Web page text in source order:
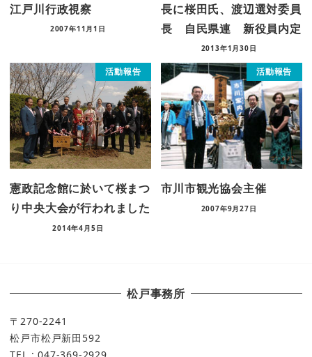
江戸川行政視察
2007年11月1日
長に桜田氏、渡辺選対委員
長 自民県連 新役員内定
2013年1月30日
活動報告
憲政記念館に於いて桜まつ
り中央大会が行われました
2014年4月5日
活動報告
市川市観光協会主催
2007年9月27日
松戸事務所
〒270-2241
松戸市松戸新田592